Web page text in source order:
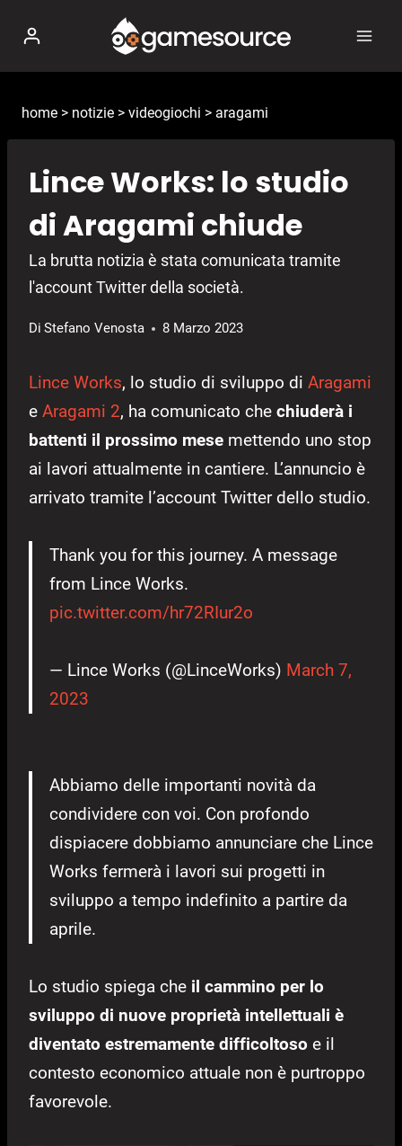
contenuto
home > notizie > videogiochi > aragami
Lince Works: lo studio
di Aragami chiude
La brutta notizia è stata comunicata tramite
l'account Twitter della società.
Di Stefano Venosta 8 Marzo 2023
Lince Works, lo studio di sviluppo di Aragami
e Aragami 2, ha comunicato che chiuderà i
battenti il prossimo mese mettendo uno stop
ai lavori attualmente in cantiere. L’annuncio è
arrivato tramite l’account Twitter dello studio.
Thank you for this journey. A message
from Lince Works.
pic.twitter.com/hr72RIur2o
— Lince Works (@LinceWorks) March 7,
2023
Abbiamo delle importanti novità da
condividere con voi. Con profondo
dispiacere dobbiamo annunciare che Lince
Works fermerà i lavori sui progetti in
sviluppo a tempo indefinito a partire da
aprile.
Lo studio spiega che il cammino per lo
sviluppo di nuove proprietà intellettuali è
diventato estremamente difficoltoso e il
contesto economico attuale non è purtroppo
favorevole.